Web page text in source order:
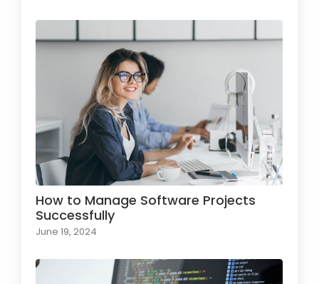
How to Manage Software Projects
Successfully
June 19, 2024